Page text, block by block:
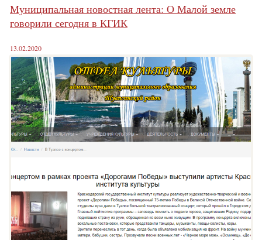
Муниципальная новостная лента: О Малой земле
говорили сегодня в КГИК
13.02.2020